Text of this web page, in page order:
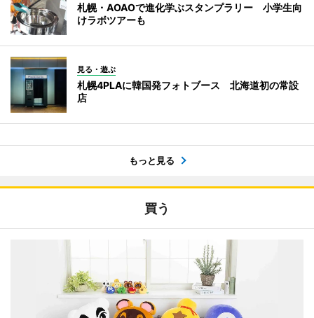
札幌・AOAOで進化学ぶスタンプラリー 小学生向
けラボツアーも
見る・遊ぶ
札幌4PLAに韓国発フォトブース 北海道初の常設
店
もっと見る
買う